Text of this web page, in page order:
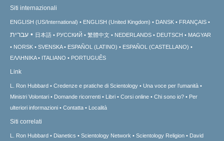
Siti internazionali
ENGLISH (US/International) ENGLISH (United Kingdom) DANSK FRANÇAIS
עברית 日本語 РУССКИЙ 繁體中文 NEDERLANDS DEUTSCH
MAGYAR
NORSK
SVENSKA ESPAÑOL (LATINO)
ESPAÑOL (CASTELLANO)
ΕΛΛΗΝΙΚA
ITALIANO PORTUGUÊS
Link
L. Ron Hubbard Credenze e pratiche di Scientology
Una voce per l’umanità
Ministri Volontari
Domande ricorrenti Libri Corsi online Chi sono io?
Per
ulteriori informazioni
Contatta Località
Siti correlati
L. Ron Hubbard Dianetics Scientology Network Scientology Religion David